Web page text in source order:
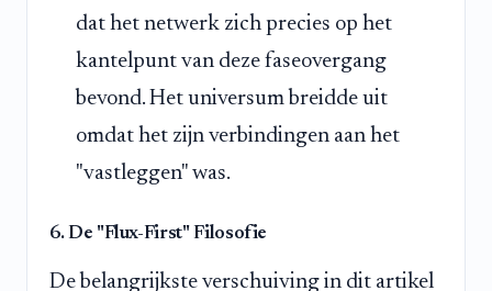
dat het netwerk zich precies op het
kantelpunt van deze faseovergang
bevond. Het universum breidde uit
omdat het zijn verbindingen aan het
"vastleggen" was.
6. De "Flux-First" Filosofie
De belangrijkste verschuiving in dit artikel